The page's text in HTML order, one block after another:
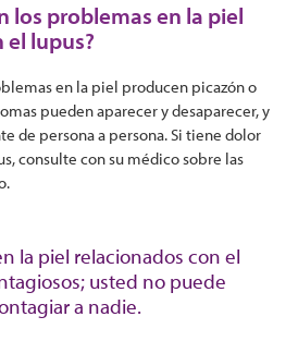
los problemas en la piel
el lupus?
en la piel producen picazón o
pueden aparecer y desaparecer, y
de persona a persona. Si tiene dolor
consulte con su médico sobre las
la piel relacionados con el
usted no puede
a nadie.